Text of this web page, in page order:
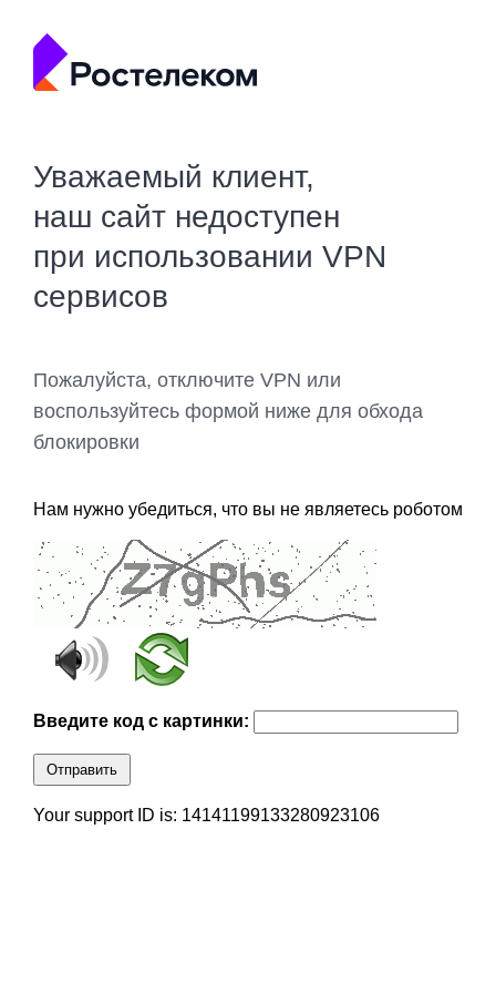
Уважаемый клиент,
наш сайт недоступен
при использовании VPN
сервисов
Пожалуйста, отключите VPN или
воспользуйтесь формой ниже для обхода
блокировки
Нам нужно убедиться, что вы не являетесь роботом
Введите код с картинки:
Отправить
Your support ID is: 14141199133280923106